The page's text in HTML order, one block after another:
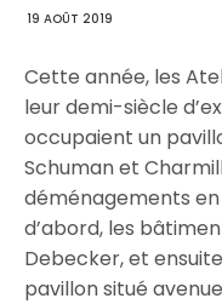
19 AOÛT 2019
Cette année, les
leur demi-siècle
occupaient un
Schuman et
déménagements
d’abord, les
Debecker, et
pavillon situé avenue